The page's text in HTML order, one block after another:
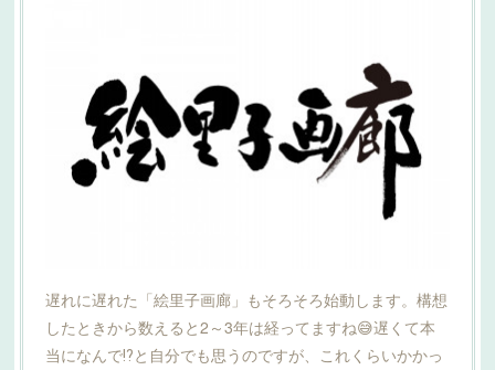
遅れに遅れた「絵里子画廊」もそろそろ始動します。構想
したときから数えると2～3年は経ってますね😅遅くて本
当になんで⁉️と自分でも思うのですが、これくらいかかっ